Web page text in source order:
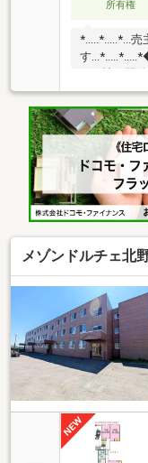
所有権
*.....*.....*...
す
ントリー、
油、給湯は
客駐車場も
プボード
ーションは
工！リフォ
クロス貼替
交換、建具
メゾンドルチェ北